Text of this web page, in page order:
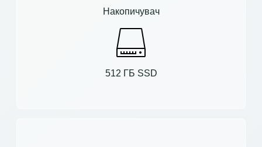
Накопичувач
512 ГБ SSD